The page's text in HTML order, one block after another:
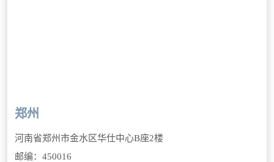
郑州
河南省郑州市金水区华仕中心B座2楼
邮编：450016